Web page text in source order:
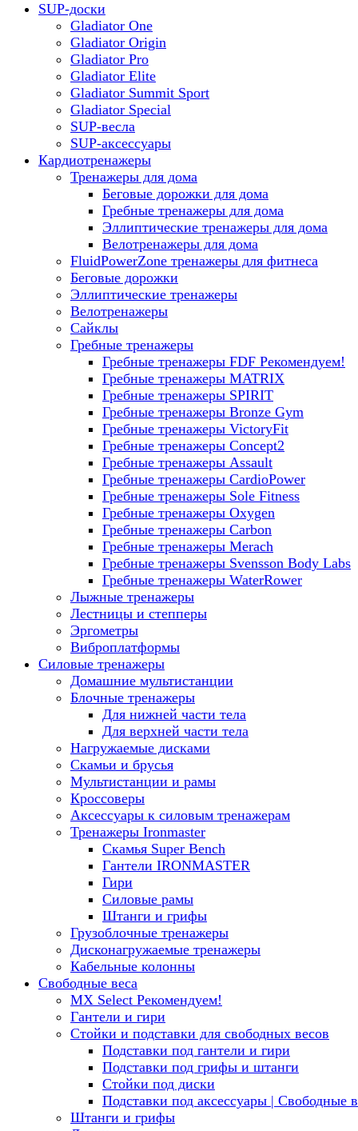
SUP-доски
Gladiator One
Gladiator Origin
Gladiator Pro
Gladiator Elite
Gladiator Summit Sport
Gladiator Special
SUP-весла
SUP-аксессуары
Кардиотренажеры
Тренажеры для дома
Беговые дорожки для дома
Гребные тренажеры для дома
Эллиптические тренажеры для дома
Велотренажеры для дома
FluidPowerZone тренажеры для фитнеса
Беговые дорожки
Эллиптические тренажеры
Велотренажеры
Сайклы
Гребные тренажеры
Гребные тренажеры FDF Рекомендуем!
Гребные тренажеры MATRIX
Гребные тренажеры SPIRIT
Гребные тренажеры Bronze Gym
Гребные тренажеры VictoryFit
Гребные тренажеры Concept2
Гребные тренажеры Assault
Гребные тренажеры CardioPower
Гребные тренажеры Sole Fitness
Гребные тренажеры Oxygen
Гребные тренажеры Carbon
Гребные тренажеры Merach
Гребные тренажеры Svensson Body Labs
Гребные тренажеры WaterRower
Лыжные тренажеры
Лестницы и степперы
Эргометры
Виброплатформы
Силовые тренажеры
Домашние мультистанции
Блочные тренажеры
Для нижней части тела
Для верхней части тела
Нагружаемые дисками
Скамьи и брусья
Мультистанции и рамы
Кроссоверы
Аксессуары к силовым тренажерам
Тренажеры Ironmaster
Скамья Super Bench
Гантели IRONMASTER
Гири
Силовые рамы
Штанги и грифы
Грузоблочные тренажеры
Дисконагружаемые тренажеры
Кабельные колонны
Свободные веса
MX Select Рекомендуем!
Гантели и гири
Стойки и подставки для свободных весов
Подставки под гантели и гири
Подставки под грифы и штанги
Стойки под диски
Подставки под аксессуары | Свободные
Штанги и грифы